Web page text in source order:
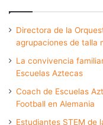
Directora de la
agrupaciones de talla
La convivencia
Escuelas Aztecas
Coach de Escuelas
Football en Alemania
Estudiantes STEM de